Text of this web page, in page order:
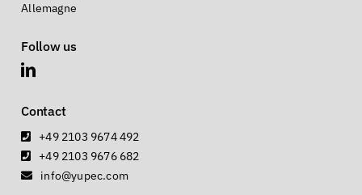
Allemagne
Follow us
Contact
+49 2103 9674 492
+49 2103 9676 682
info@yupec.com